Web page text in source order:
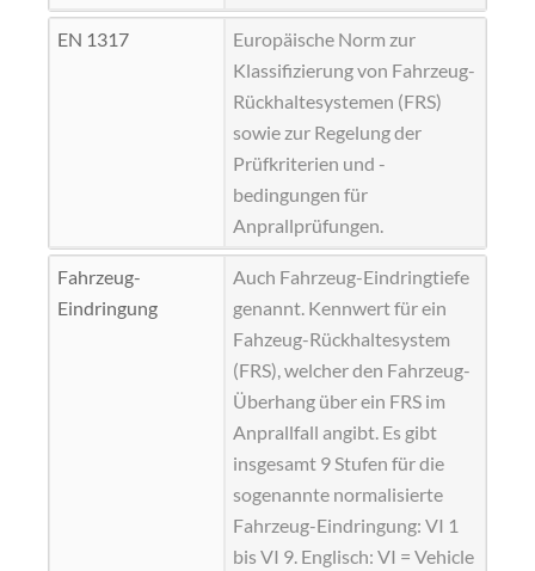
EN 1317
Europäische Norm zur
Klassifizierung von Fahrzeug-
Rückhaltesystemen (FRS)
sowie zur Regelung der
Prüfkriterien und -
bedingungen für
Anprallprüfungen.
Fahrzeug-
Eindringung
Auch Fahrzeug-Eindringtiefe
genannt. Kennwert für ein
Fahzeug-Rückhaltesystem
(FRS), welcher den Fahrzeug-
Überhang über ein FRS im
Anprallfall angibt. Es gibt
insgesamt 9 Stufen für die
sogenannte normalisierte
Fahrzeug-Eindringung: VI 1
bis VI 9. Englisch: VI = Vehicle